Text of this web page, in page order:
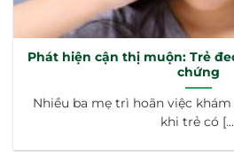
Phát hiện cận thị muộn: Trẻ
chứng
Nhiều ba mẹ trì hoãn việc
khi trẻ có